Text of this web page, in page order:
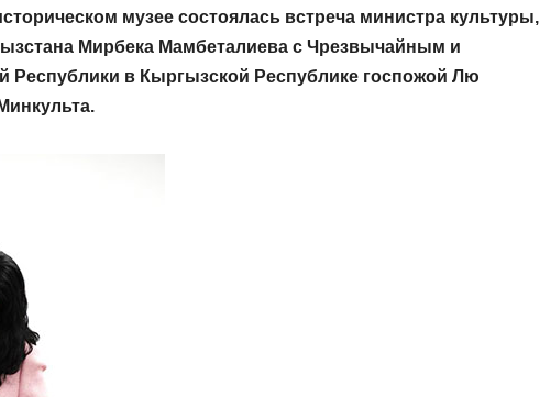
музее состоялась встреча министра культуры,
Мирбека Мамбеталиева с Чрезвычайным и
в Кыргызской Республике госпожой Лю